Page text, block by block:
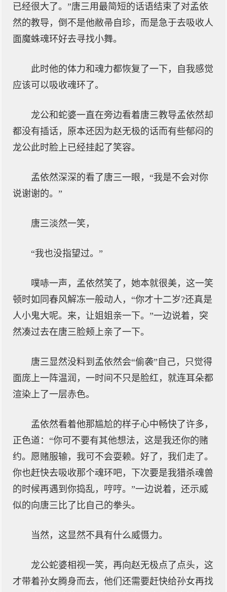
已经很大了。”唐三用最简短的话语结束了对孟依
然的教导，倒不是他敝帚自珍，而是急于去吸收人
面魔蛛魂环好去寻找小舞。
此时他的体力和魂力都恢复了一下，自我感觉
应该可以吸收魂环了。
龙公和蛇婆一直在旁边看着唐三教导孟依然却
都没有插话，原本还因为赵无极的话而有些郁闷的
龙公此时脸上已经挂起了笑容。
孟依然深深的看了唐三一眼，“我是不会对你
说谢谢的。”
唐三淡然一笑，
“我也没指望过。”
噗哧一声，孟依然笑了，她本就很美，这一笑
顿时如同春风解冻一般动人，“你才十二岁?还真是
人小鬼大呢。来，让姐姐亲一下。”一边说着，突
然凑过去在唐三脸颊上亲了一下。
唐三显然没料到孟依然会“偷袭”自己，只觉得
面庞上一阵温润，一时间不只是脸红，就连耳朵都
渲染上了一层赤色。
孟依然看着他那尴尬的样子心中畅快了许多，
正色道：“你可不要有其他想法，这是我还你的赌
约。愿赌服输，我可不会耍赖。好了，我们走了。
你也赶快去吸收那个魂环吧，下次要是我猎杀魂兽
的时候再遇到你捣乱，哼哼。”一边说着，还示威
似的向唐三比了比自己的拳头。
当然，这显然不具有什么威慑力。
龙公蛇婆相视一笑，再向赵无极点了点头，这
才带着孙女腾身而去，他们还需要赶快给孙女再找